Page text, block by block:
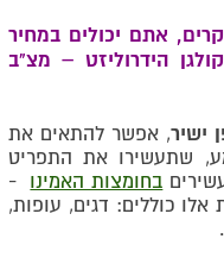
אתם יכולים במחיר
הידרוליזט – מצ"ב
ישיר, אפשר להתאים את
שתעשירו את התפריט
בחומצות האמינו -
אלו כוללים: דגים, עופות,
.